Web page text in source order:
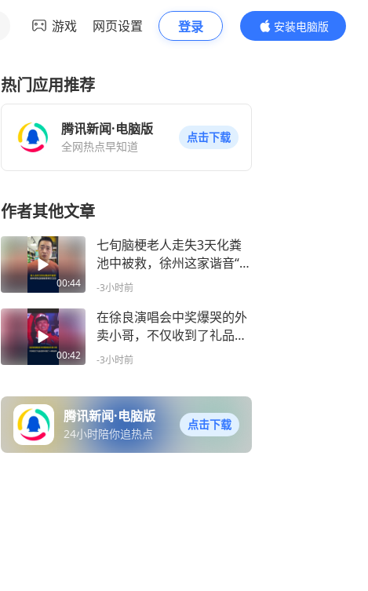
游戏 网页设置 登录
安装电脑版
内容更精彩
热门应用推荐
腾讯新闻·电脑版
全网热点早知道
点击下载
作者其他文章
00:44
七旬脑梗老人走失3天化粪
池中被救，徐州这家谐音“烧
鸡店”的手机店老板李琳又立
-3小时前
00:42
在徐良演唱会中奖爆哭的外
卖小哥，不仅收到了礼品还
额外收到了一辆电动车
-3小时前
腾讯新闻·电脑版
24小时陪你追热点
点击下载